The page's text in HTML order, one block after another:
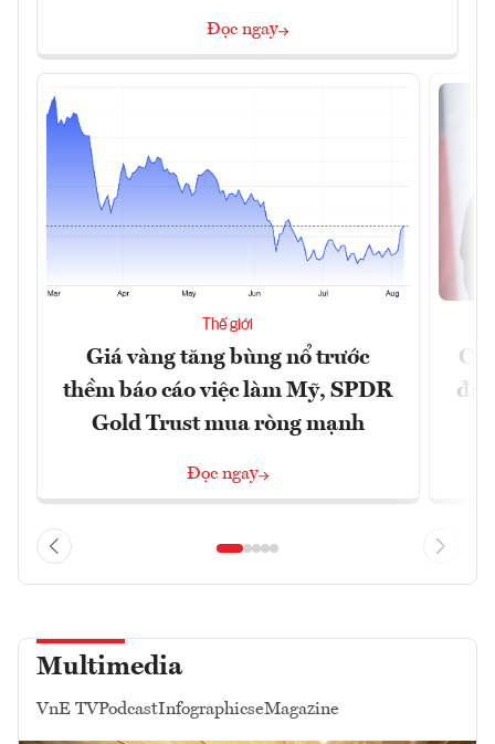
Đọc ngay
Thế giới
Giá vàng tăng bùng nổ trước
thềm báo cáo việc làm Mỹ, SPDR
Gold Trust mua ròng mạnh
Đọc ngay
đã
Multimedia
VnE TVPodcastInfographicseMagazine